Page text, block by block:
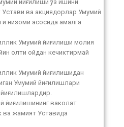
йиғилиши ўз ишини
ва акциядорлар Умумий
низоми асосида амалга
Умумий йиғилиши молия
олти ойдан кечиктирмай
Умумий йиғилишидан
Умумий йиғилишлари
йиғилишининг ваколат
ва жамият Уставида